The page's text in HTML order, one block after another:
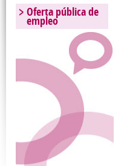
Oferta pública de
empleo